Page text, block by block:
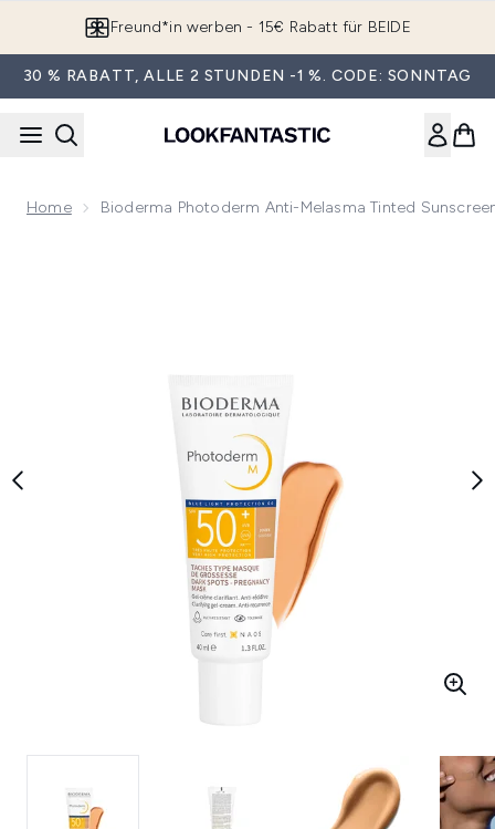
Freund*in werben - 15€ Rabatt für BEIDE
30 % RABATT, ALLE 2 STUNDEN -1 %. CODE: SONNTAG
Home Bioderma Photoderm Anti-Melasma Tinted